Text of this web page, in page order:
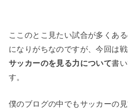
ここのとこ見たい試合が多くあ
になりがちなのですが、今回は
サッカーのを見る力について書
す。
僕のブログの中でもサッカーの